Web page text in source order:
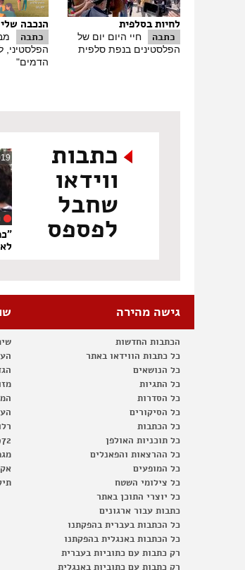
לחיות בסלפית
כתבה
חיי היום יום של
הפלסטינים בנפת סלפית
הנכבה
כתבה
הפלסטיני,
הדמים"
כתבות
ווידאו
שחבל
לפספס
גישה מהירה
הכתבות החדשות
כל כתבות הווידאו באתר
כל הנושאים
כל התגיות
כל הסדרות
כל הסיקורים
כל הכתבות
כל תוכניות האולפן
כל ההרצאות והפאנלים
כל המופעים
כל צילומי השטח
כל יוצרי התוכן באתר
כתבות עבור ארגונים
כל הכתבות בעברית בהפקתנו
כל הכתבות באנגלית בהפקתנו
רק כתבות עם כתוביות בעברית
רק כתבות עם כתוביות באנגלית